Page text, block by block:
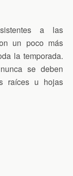
a las
un poco más
la temporada.
se deben
raíces u hojas